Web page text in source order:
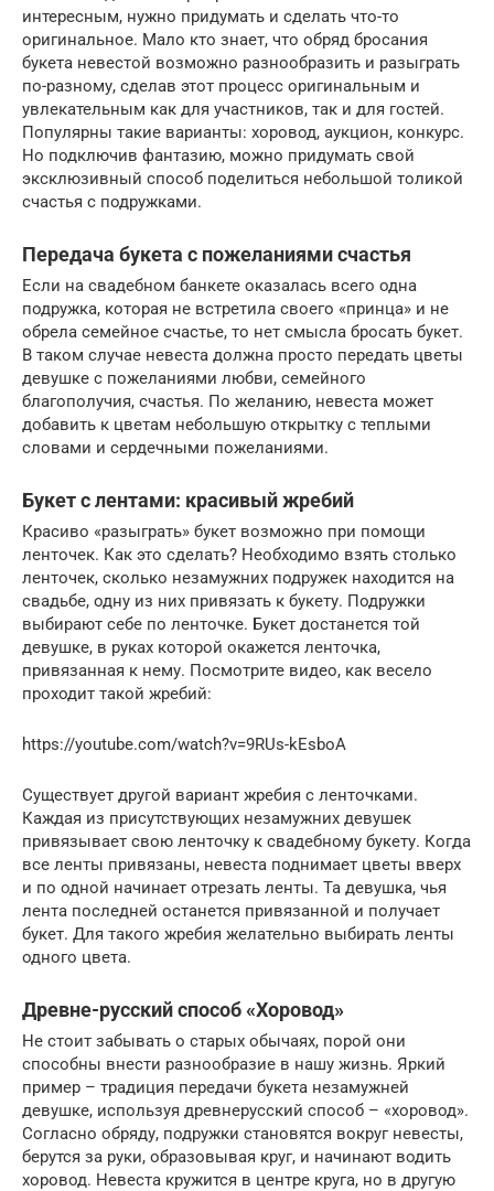
интересным, нужно придумать и сделать что-то
оригинальное. Мало кто знает, что обряд бросания
букета невестой возможно разнообразить и разыграть
по-разному, сделав этот процесс оригинальным и
увлекательным как для участников, так и для гостей.
Популярны такие варианты: хоровод, аукцион, конкурс.
Но подключив фантазию, можно придумать свой
эксклюзивный способ поделиться небольшой толикой
счастья с подружками.
Передача букета с пожеланиями счастья
Если на свадебном банкете оказалась всего одна
подружка, которая не встретила своего «принца» и не
обрела семейное счастье, то нет смысла бросать букет.
В таком случае невеста должна просто передать цветы
девушке с пожеланиями любви, семейного
благополучия, счастья. По желанию, невеста может
добавить к цветам небольшую открытку с теплыми
словами и сердечными пожеланиями.
Букет с лентами: красивый жребий
Красиво «разыграть» букет возможно при помощи
ленточек. Как это сделать? Необходимо взять столько
ленточек, сколько незамужних подружек находится на
свадьбе, одну из них привязать к букету. Подружки
выбирают себе по ленточке. Букет достанется той
девушке, в руках которой окажется ленточка,
привязанная к нему. Посмотрите видео, как весело
проходит такой жребий:
https://youtube.com/watch?v=9RUs-kEsboA
Существует другой вариант жребия с ленточками.
Каждая из присутствующих незамужних девушек
привязывает свою ленточку к свадебному букету. Когда
все ленты привязаны, невеста поднимает цветы вверх
и по одной начинает отрезать ленты. Та девушка, чья
лента последней останется привязанной и получает
букет. Для такого жребия желательно выбирать ленты
одного цвета.
Древне-русский способ «Хоровод»
Не стоит забывать о старых обычаях, порой они
способны внести разнообразие в нашу жизнь. Яркий
пример – традиция передачи букета незамужней
девушке, используя древнерусский способ – «хоровод».
Согласно обряду, подружки становятся вокруг невесты,
берутся за руки, образовывая круг, и начинают водить
хоровод. Невеста кружится в центре круга, но в другую